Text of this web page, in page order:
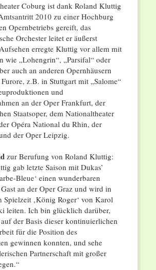
Coburg ist dank Roland Kluttig
2010 zu einer Hochburg
Opernbetriebs gereift, das
Orchester leitet er äußerst
erregte Kluttig vor allem mit
wie „Lohengrin“, „Parsifal“ oder
auch an anderen Opernhäusern
z.B. in Stuttgart mit „Salome“
und
an der Oper Frankfurt, der
Staatsoper, dem Nationaltheater
Opéra National du Rhin, der
der Oper Leipzig.
zur Berufung von Roland Kluttig:
gab letzte Saison mit Dukas’
Bleue‘ einen wunderbaren
an der Oper Graz und wird in
Spielzeit ‚König Roger‘ von Karol
leiten. Ich bin glücklich darüber,
der Basis dieser kontinuierlichen
für die Position des
gewinnen konnten, und sehe
Partnerschaft mit großer